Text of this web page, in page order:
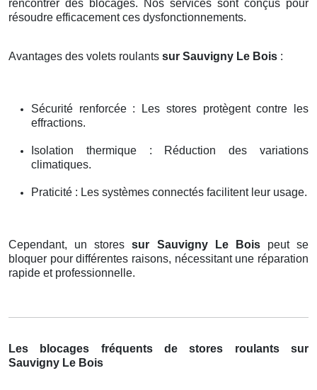
rencontrer des blocages. Nos services sont conçus pour
résoudre efficacement ces dysfonctionnements.
Avantages des volets roulants sur Sauvigny Le Bois :
Sécurité renforcée : Les stores protègent contre les
effractions.
Isolation thermique : Réduction des variations
climatiques.
Praticité : Les systèmes connectés facilitent leur usage.
Cependant, un storessur Sauvigny Le Bois peut se
bloquer pour différentes raisons, nécessitant une réparation
rapide et professionnelle.
Les blocages fréquents de stores roulants sur
Sauvigny Le Bois